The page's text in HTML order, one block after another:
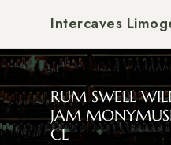
Intercaves
RUM SWELL
JAM
CL